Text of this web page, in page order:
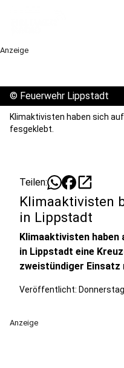
Anzeige
© Feuerwehr Lippstadt
Klimaktivisten haben sich
fesgeklebt.
Teilen: open_in_new
Klimaaktivisten
in Lippstadt
Klimaaktivisten haben
in Lippstadt eine
zweistündiger Einsatz
Veröffentlicht:
Anzeige